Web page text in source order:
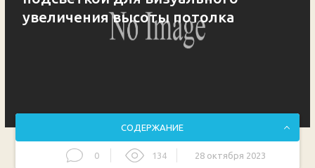
увеличения высоты потолка
СОДЕРЖАНИЕ
0 134 28 октября 2023